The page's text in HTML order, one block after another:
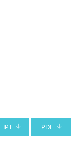
IPT PDF